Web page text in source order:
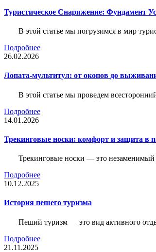
Туристическое Снаряжение: Фундамент
В этой статье мы погрузимся в мир
Подробнее
26.02.2026
Лопата-мультитул: от окопов до
В этой статье мы проведем
Подробнее
14.01.2026
Трекинговые носки: комфорт и защита в
Трекинговые носки — это незаменимый
Подробнее
10.12.2025
История пешего туризма
Пеший туризм — это вид активного
Подробнее
21.11.2025